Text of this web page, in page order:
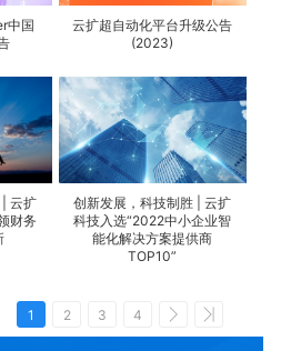
中国
云扩超自动化平台升级公告
(2023)
云扩
财务
创新发展，科技制胜 | 云扩
科技入选“2022中小企业智
能化解决方案提供商
TOP10”
1 2 3 4